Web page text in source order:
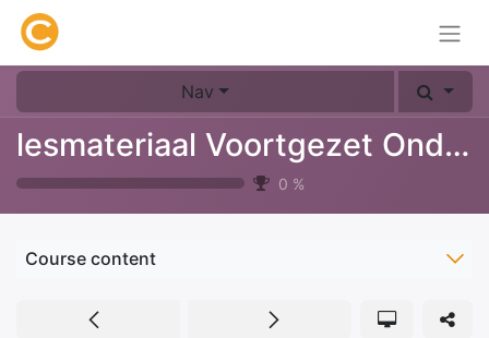
Nav
lesmateriaal Voortgezet Onderwijs
0 %
Course content